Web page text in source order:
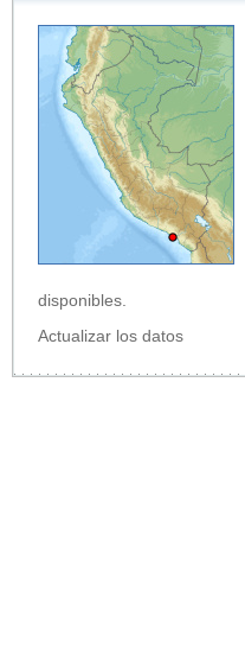
disponibles.
Actualizar los datos